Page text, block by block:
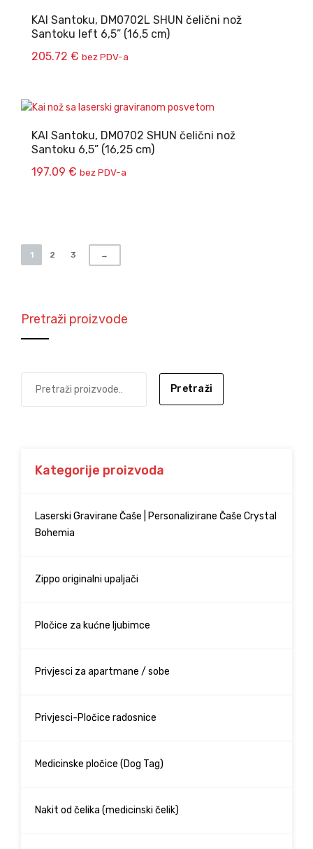
KAI Santoku, DM0702L SHUN čelični nož
Santoku left 6,5” (16,5 cm)
205.72 € bez PDV-a
KAI Santoku, DM0702 SHUN čelični nož
Santoku 6,5” (16,25 cm)
197.09 € bez PDV-a
1 2 3 →
Pretraži proizvode
Pretraži
Kategorije proizvoda
Laserski Gravirane Čaše | Personalizirane Čaše Crystal
Bohemia
Zippo originalni upaljači
Pločice za kućne ljubimce
Privjesci za apartmane / sobe
Privjesci-Pločice radosnice
Medicinske pločice (Dog Tag)
Nakit od čelika (medicinski čelik)